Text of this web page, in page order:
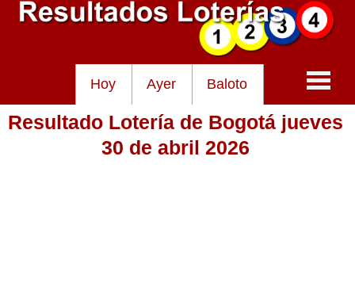
Hoy Ayer Baloto
Baloto
Resultado Lotería de Bogotá jueves
30 de abril 2026